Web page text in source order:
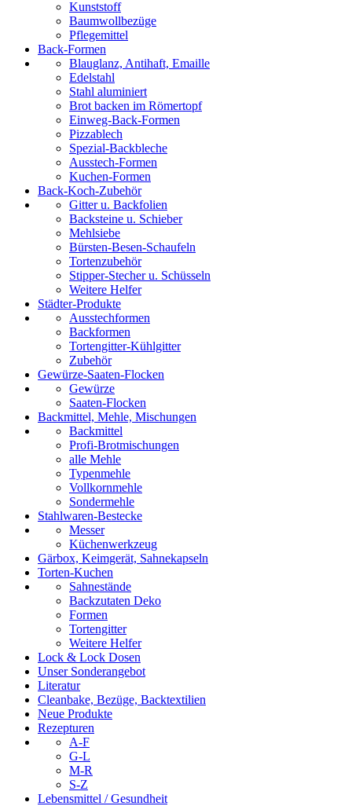
Kunststoff
Baumwollbezüge
Pflegemittel
Back-Formen
Blauglanz, Antihaft, Emaille
Edelstahl
Stahl aluminiert
Brot backen im Römertopf
Einweg-Back-Formen
Pizzablech
Spezial-Backbleche
Ausstech-Formen
Kuchen-Formen
Back-Koch-Zubehör
Gitter u. Backfolien
Backsteine u. Schieber
Mehlsiebe
Bürsten-Besen-Schaufeln
Tortenzubehör
Stipper-Stecher u. Schüsseln
Weitere Helfer
Städter-Produkte
Ausstechformen
Backformen
Tortengitter-Kühlgitter
Zubehör
Gewürze-Saaten-Flocken
Gewürze
Saaten-Flocken
Backmittel, Mehle, Mischungen
Backmittel
Profi-Brotmischungen
alle Mehle
Typenmehle
Vollkornmehle
Sondermehle
Stahlwaren-Bestecke
Messer
Küchenwerkzeug
Gärbox, Keimgerät, Sahnekapseln
Torten-Kuchen
Sahnestände
Backzutaten Deko
Formen
Tortengitter
Weitere Helfer
Lock & Lock Dosen
Unser Sonderangebot
Literatur
Cleanbake, Bezüge, Backtextilien
Neue Produkte
Rezepturen
A-F
G-L
M-R
S-Z
Lebensmittel / Gesundheit